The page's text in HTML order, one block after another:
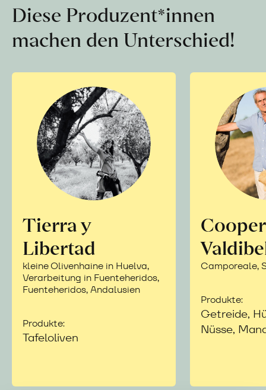
Diese Produzent*innen
machen den Unterschied!
Tierra y
Libertad
kleine Olivenhaine in Huelva,
Verarbeitung in Fuenteheridos,
Fuenteheridos, Andalusien
Produkte:
Tafeloliven
Camporeale,
Produkte:
Getreide,
Nüsse,